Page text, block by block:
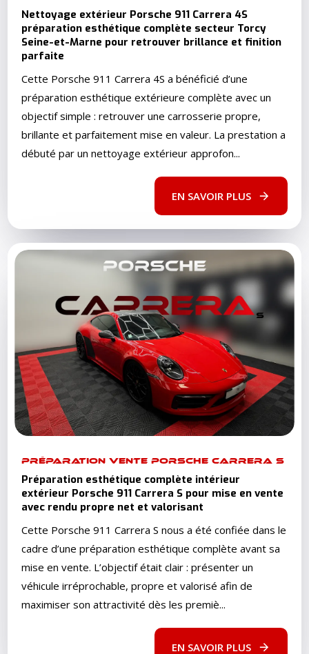
Nettoyage extérieur Porsche 911 Carrera 4S
préparation esthétique complète secteur Torcy
Seine-et-Marne pour retrouver brillance et finition
parfaite
Cette Porsche 911 Carrera 4S a bénéficié d’une
préparation esthétique extérieure complète avec un
objectif simple : retrouver une carrosserie propre,
brillante et parfaitement mise en valeur. La prestation a
débuté par un nettoyage extérieur approfon...
EN SAVOIR PLUS
PRÉPARATION VENTE PORSCHE CARRERA S
Préparation esthétique complète intérieur
extérieur Porsche 911 Carrera S pour mise en vente
avec rendu propre net et valorisant
Cette Porsche 911 Carrera S nous a été confiée dans le
cadre d’une préparation esthétique complète avant sa
mise en vente. L’objectif était clair : présenter un
véhicule irréprochable, propre et valorisé afin de
maximiser son attractivité dès les premiè...
EN SAVOIR PLUS